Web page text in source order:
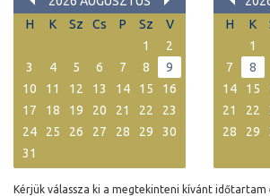
H
K Sz Cs P Sz
V
1
2
3
4 5 6 7 8
9
10
11 12 13 14 15
16
17
18 19 20 21 22
23
24
25 26 27 28 29
30
31
H
K
1
7
8
14
15
21
22
28
29
Kérjük válassza ki a megtekinteni kívánt időtartam